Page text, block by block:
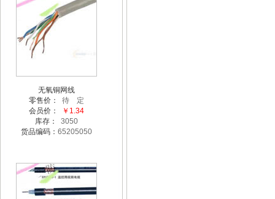
无氧铜网线
零售价： 待 定
会员价：
￥1.34
库存： 3050
货品编码： 65205050